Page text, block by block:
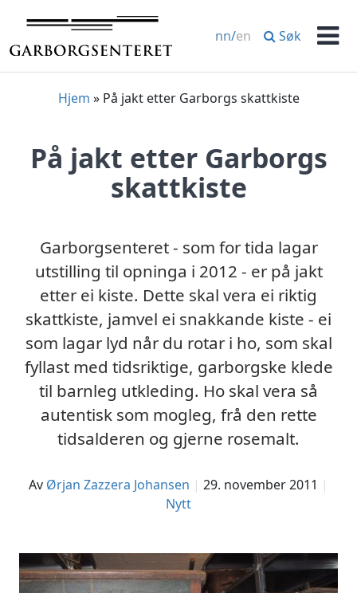
innhold
nn/en Søk
Hjem » På jakt etter Garborgs skattkiste
På jakt etter Garborgs
skattkiste
Garborgsenteret - som for tida lagar
utstilling til opninga i 2012 - er på jakt
etter ei kiste. Dette skal vera ei riktig
skattkiste, jamvel ei snakkande kiste - ei
som lagar lyd når du rotar i ho, som skal
fyllast med tidsriktige, garborgske klede
til barnleg utkleding. Ho skal vera så
autentisk som mogleg, frå den rette
tidsalderen og gjerne rosemalt.
av Ørjan Zazzera Johansen
29. november 2011
Nytt